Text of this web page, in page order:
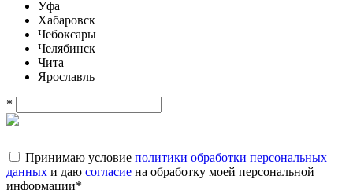
Уфа
Хабаровск
Чебоксары
Челябинск
Чита
Ярославль
*
Принимаю условие политики обработки персональных
данных и даю согласие на обработку моей персональной
информации*